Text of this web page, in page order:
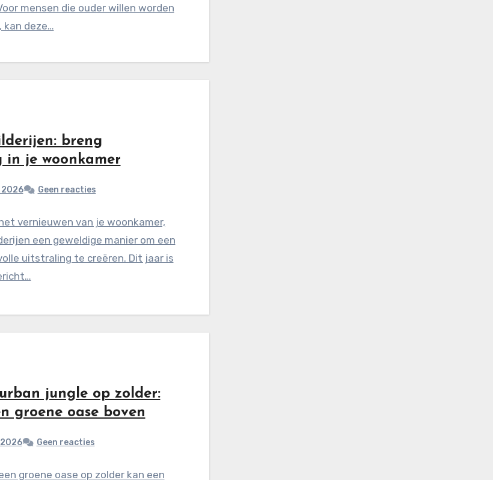
mensen die ouder willen worden
kan deze…
breng
in je woonkamer
2026 Geen reacties
vernieuwen van je woonkamer,
een geweldige manier om een
uitstraling te creëren. Dit jaar is
jungle op zolder:
groene oase boven
2026 Geen reacties
groene oase op zolder kan een